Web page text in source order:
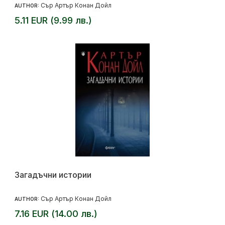
AUTHOR: Сър Артър Конан Дойл
5.11 EUR (9.99 лв.)
Загадъчни истории
AUTHOR: Сър Артър Конан Дойл
7.16 EUR (14.00 лв.)